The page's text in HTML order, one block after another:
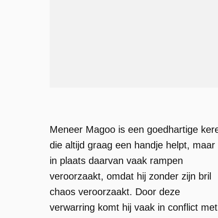
Meneer Magoo is een goedhartige
die altijd graag een handje helpt, maar
in plaats daarvan vaak rampen
veroorzaakt, omdat hij zonder zijn bril
chaos veroorzaakt. Door deze
verwarring komt hij vaak in conflict met